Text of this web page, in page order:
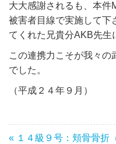
大大感謝されるも、本件
被害者目線で実施して下
てくれた兄貴分AKB先生
この連携力こそが我々の
でした。
（平成２４年９月）
« １４級９号：頬骨骨折